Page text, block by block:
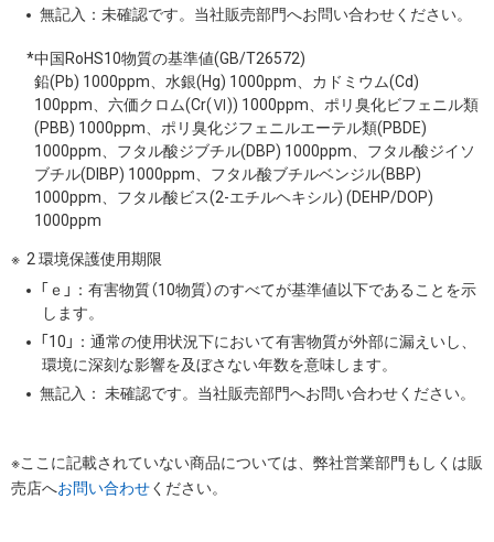
無記入：未確認です。当社販売部門へお問い合わせください。
*中国RoHS10物質の基準値(GB/T26572)
鉛(Pb) 1000ppm、水銀(Hg) 1000ppm、カドミウム(Cd)
100ppm、六価クロム(Cr(Ⅵ)) 1000ppm、ポリ臭化ビフェニル類
(PBB) 1000ppm、ポリ臭化ジフェニルエーテル類(PBDE)
1000ppm、フタル酸ジブチル(DBP) 1000ppm、フタル酸ジイソ
ブチル(DIBP) 1000ppm、フタル酸ブチルベンジル(BBP)
1000ppm、フタル酸ビス(2-エチルヘキシル) (DEHP/DOP)
1000ppm
2 環境保護使用期限
「ｅ」：有害物質（10物質）のすべてが基準値以下であることを示
します。
「10」：通常の使用状況下において有害物質が外部に漏えいし、
環境に深刻な影響を及ぼさない年数を意味します。
無記入： 未確認です。当社販売部門へお問い合わせください。
※ここに記載されていない商品については、弊社営業部門もしくは販
売店へお問い合わせください。